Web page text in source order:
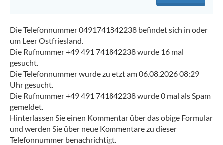
Die Telefonnummer 0491741842238 befindet sich in oder
um Leer Ostfriesland.
Die Rufnummer +49 491 741842238 wurde 16 mal
gesucht.
Die Telefonnummer wurde zuletzt am 06.08.2026 08:29
Uhr gesucht.
Die Rufnummer +49 491 741842238 wurde 0 mal als Spam
gemeldet.
Hinterlassen Sie einen Kommentar über das obige Formular
und werden Sie über neue Kommentare zu dieser
Telefonnummer benachrichtigt.